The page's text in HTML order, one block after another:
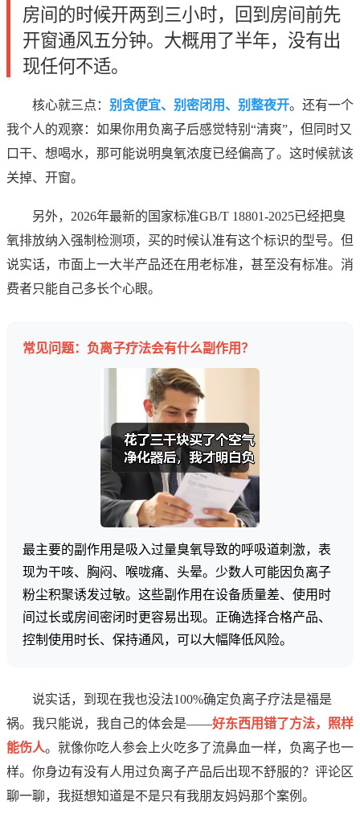
房间的时候开两到三小时，回到房间前先
开窗通风五分钟。大概用了半年，没有出
现任何不适。
核心就三点： 别贪便宜、别密闭用、别整夜开。还有一个
我个人的观察：如果你用负离子后感觉特别“清爽”，但同时又
口干、想喝水，那可能说明臭氧浓度已经偏高了。这时候就该
关掉、开窗。
另外，2026年最新的国家标准GB/T 18801-2025已经把臭
氧排放纳入强制检测项，买的时候认准有这个标识的型号。但
说实话，市面上一大半产品还在用老标准，甚至没有标准。消
费者只能自己多长个心眼。
常见问题：负离子疗法会有什么副作用？
最主要的副作用是吸入过量臭氧导致的呼吸道刺激，表
现为干咳、胸闷、喉咙痛、头晕。少数人可能因负离子
粉尘积聚诱发过敏。这些副作用在设备质量差、使用时
间过长或房间密闭时更容易出现。正确选择合格产品、
控制使用时长、保持通风，可以大幅降低风险。
说实话，到现在我也没法100%确定负离子疗法是福是
祸。我只能说，我自己的体会是——好东西用错了方法，照样
能伤人。就像你吃人参会上火吃多了流鼻血一样，负离子也一
样。你身边有没有人用过负离子产品后出现不舒服的？评论区
聊一聊，我挺想知道是不是只有我朋友妈妈那个案例。